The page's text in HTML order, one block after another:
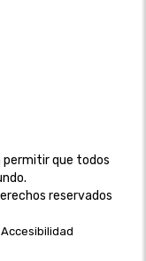
permitir que todos
reservados
Accesibilidad